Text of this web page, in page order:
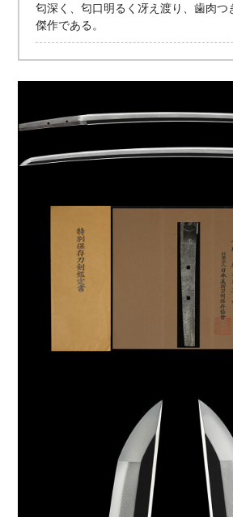
匂深く、匂口明るく冴え渡り、歯肉つ
傑作である。